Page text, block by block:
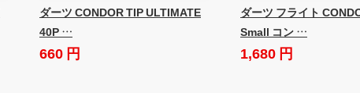
ダーツ CONDOR TIP ULTIMATE
40P …
660 円
ダーツ フライト
Small コン …
1,680 円